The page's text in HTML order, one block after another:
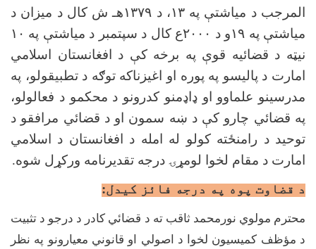
المرجب د میاشتې په۱۳، د ۱۳۷۹هـ ش کال د میزان د
میاشتې په ۱۹و د ۲۰۰۰ع کال د سپتمبر د میاشتې په ۱۰
نیټه د قضائیه قوې په برخه کې د افغانستان اسلامي
امارت د پالیسو په پوره او اغیزناکه توګه د تطبیقولو، په
مدرسینو علماوو او ډاډمنو کدرونو د محکمو د فعالولو،
په قضائي چارو کې د ښه سمون او د قضائي مرافقو د
توحید د رامنځته کولو له امله د افغانستان د اسلامي
امارت د مقام لخوا لومړۍ درجه تقدیرنامه ورکړل شوه.
د قضاوت پوه په درجه فائز کیدل:
محترم مولوي نورمحمد ثاقب ته د قضائي کادر د درجو د تثبیت
د مؤظف کمیسیون لخوا د اصولي او قانوني معیارونو په نظر